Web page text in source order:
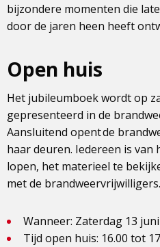
bijzondere momenten die
door de jaren heen heeft
Open huis
Het jubileumboek wordt op
gepresenteerd in de
Aansluitend opent de
haar deuren. Iedereen is
lopen, het materieel te
met de brandweervrijwilligers.
Wanneer: Zaterdag 13 juni
Tijd open huis: 16.00 tot